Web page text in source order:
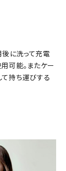
に洗って充電
可能。またケー
持ち運びする